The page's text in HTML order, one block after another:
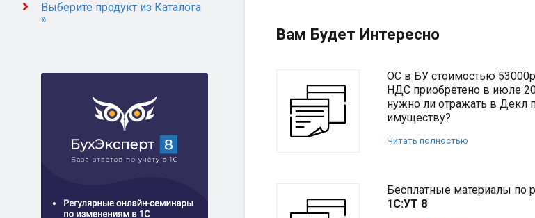
Вам Будет Интересно
ОС в БУ стоимостью
НДС приобретено в июле
нужно ли отражать в Декл
имуществу?
Читать полностью
Бесплатные материалы по
1С:УТ 8
Выберите продукт из Каталога
»